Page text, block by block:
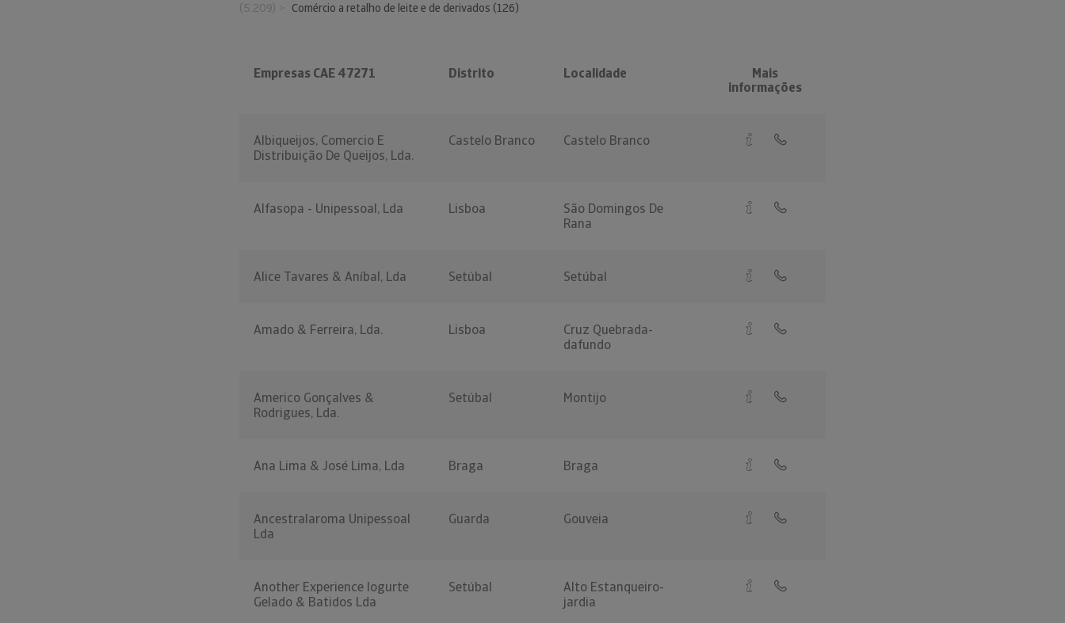
(5.209)
Comércio a retalho de leite e de derivados (126)
Empresas CAE 47271 Distrito Localidade
Mais
informações
Albiqueijos, Comercio E
Distribuição De Queijos, Lda.
Castelo Branco Castelo Branco
Alfasopa - Unipessoal, Lda Lisboa
São Domingos De
Rana
Alice Tavares & Aníbal, Lda Setúbal Setúbal
Amado & Ferreira, Lda. Lisboa
Cruz Quebrada-
dafundo
Americo Gonçalves &
Rodrigues, Lda.
Setúbal Montijo
Ana Lima & José Lima, Lda Braga Braga
Ancestralaroma Unipessoal
Lda
Guarda Gouveia
Another Experience Iogurte
Gelado & Batidos Lda
Setúbal
Alto Estanqueiro-
jardia